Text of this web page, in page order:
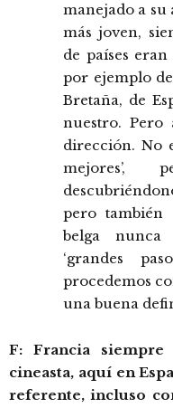
manejado a su
más joven,
de países
por ejemplo
Bretaña, de
nuestro.
dirección. No
pero también
belga nunca
‘grandes
procedemos
una buena
F: Francia
cineasta, aquí en
referente, incluso